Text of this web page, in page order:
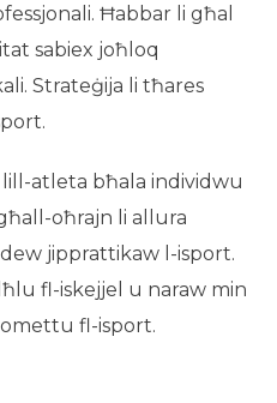
Ħabbar li għal
sabiex joħloq
Strateġija li tħares
atleta bħala individwu
oħrajn li allura
jipprattikaw l-isport.
fl-iskejjel u naraw min
fl-isport.